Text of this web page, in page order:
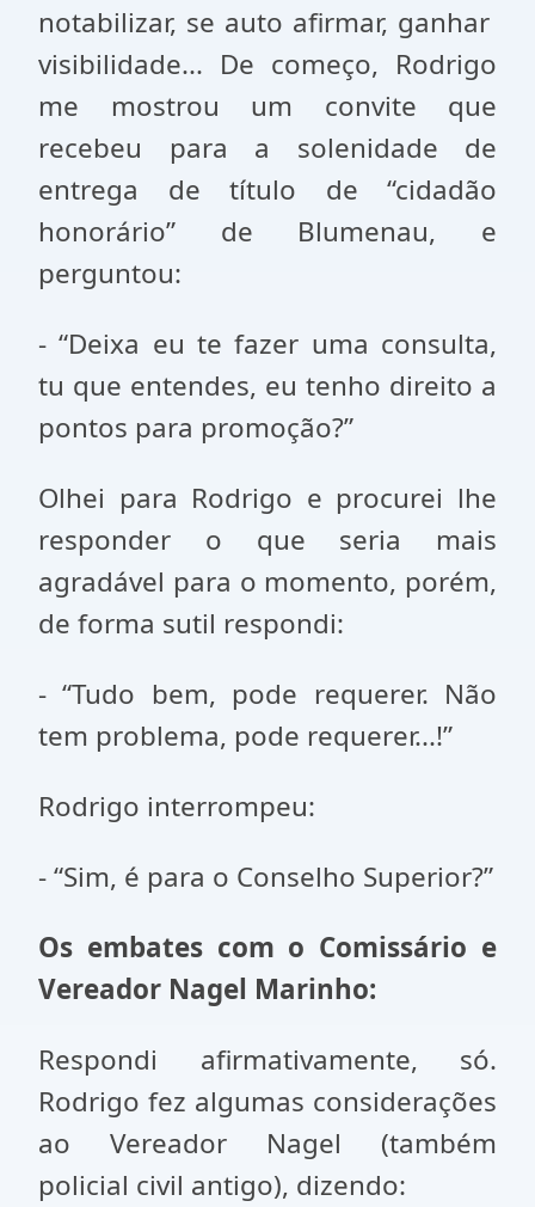
notabilizar, se auto afirmar, ganhar
visibilidade... De começo, Rodrigo
me mostrou um convite que
recebeu para a solenidade de
entrega de título de “cidadão
honorário” de Blumenau, e
perguntou:
- “Deixa eu te fazer uma consulta,
tu que entendes, eu tenho direito a
pontos para promoção?”
Olhei para Rodrigo e procurei lhe
responder o que seria mais
agradável para o momento, porém,
de forma sutil respondi:
- “Tudo bem, pode requerer. Não
tem problema, pode requerer...!”
Rodrigo interrompeu:
- “Sim, é para o Conselho Superior?”
Os embates com o Comissário e
Vereador Nagel Marinho:
Respondi afirmativamente, só.
Rodrigo fez algumas considerações
ao Vereador Nagel (também
policial civil antigo), dizendo: